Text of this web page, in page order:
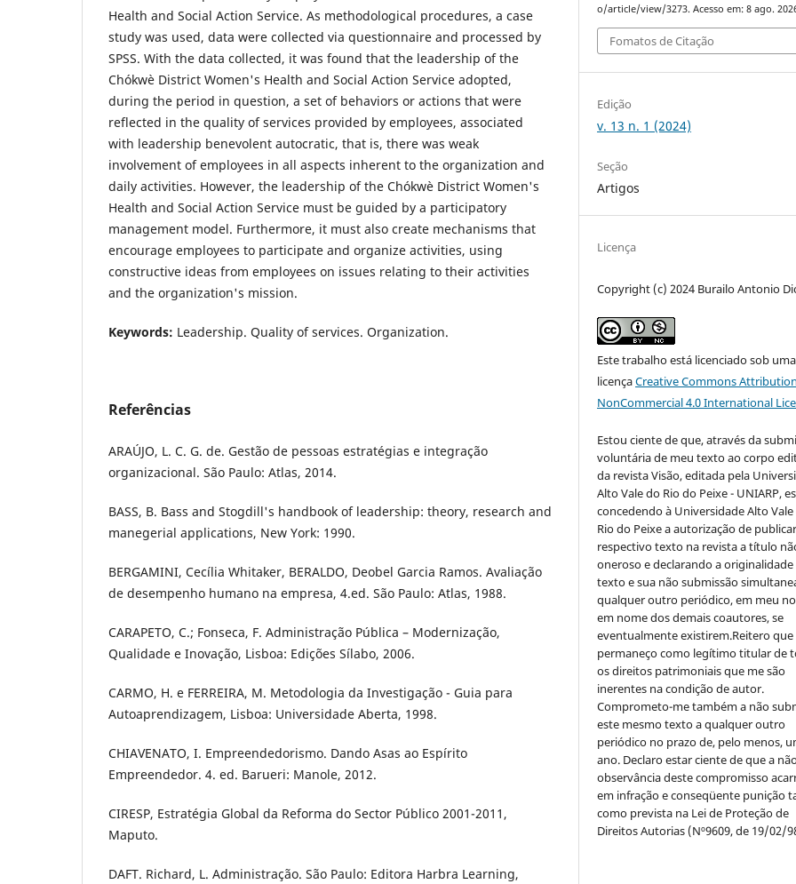
Health and Social Action Service. As methodological procedures, a case
study was used, data were collected via questionnaire and processed by
SPSS. With the data collected, it was found that the leadership of the
Chókwè District Women's Health and Social Action Service adopted,
during the period in question, a set of behaviors or actions that were
reflected in the quality of services provided by employees, associated
with leadership benevolent autocratic, that is, there was weak
involvement of employees in all aspects inherent to the organization and
daily activities. However, the leadership of the Chókwè District Women's
Health and Social Action Service must be guided by a participatory
management model. Furthermore, it must also create mechanisms that
encourage employees to participate and organize activities, using
constructive ideas from employees on issues relating to their activities
and the organization's mission.
Keywords: Leadership. Quality of services. Organization.
Referências
ARAÚJO, L. C. G. de. Gestão de pessoas estratégias e integração
organizacional. São Paulo: Atlas, 2014.
BASS, B. Bass and Stogdill's handbook of leadership: theory, research and
manegerial applications, New York: 1990.
BERGAMINI, Cecília Whitaker, BERALDO, Deobel Garcia Ramos. Avaliação
de desempenho humano na empresa, 4.ed. São Paulo: Atlas, 1988.
CARAPETO, C.; Fonseca, F. Administração Pública – Modernização,
Qualidade e Inovação, Lisboa: Edições Sílabo, 2006.
CARMO, H. e FERREIRA, M. Metodologia da Investigação - Guia para
Autoaprendizagem, Lisboa: Universidade Aberta, 1998.
CHIAVENATO, I. Empreendedorismo. Dando Asas ao Espírito
Empreendedor. 4. ed. Barueri: Manole, 2012.
CIRESP, Estratégia Global da Reforma do Sector Público 2001-2011,
Maputo.
DAFT. Richard, L. Administração. São Paulo: Editora Harbra Learning,
o/article/view/3273. Acesso em: 8 ago.
Fomatos de Citação
Edição
v. 13 n. 1 (2024)
Seção
Artigos
Licença
Copyright (c) 2024 Burailo Antonio
Este trabalho está licenciado sob uma
licençaCreative Commons
NonCommercial 4.0 International
Estou ciente de que, através da
voluntária de meu texto ao corpo
da revista Visão, editada pela
Alto Vale do Rio do Peixe - UNIARP,
concedendo à Universidade Alto
Rio do Peixe a autorização de
respectivo texto na revista a título
oneroso e declarando a
texto e sua não submissão
qualquer outro periódico, em meu
em nome dos demais coautores, se
eventualmente existirem.Reitero que
permaneço como legítimo titular de
os direitos patrimoniais que me são
inerentes na condição de autor.
Comprometo-me também a não
este mesmo texto a qualquer outro
periódico no prazo de, pelo menos,
ano. Declaro estar ciente de que a
observância deste compromisso
em infração e conseqüente punição
como prevista na Lei de Proteção de
Direitos Autorias (Nº9609, de 19/02/